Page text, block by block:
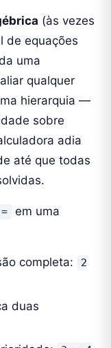
(às vezes
de equações
uma
qualquer
hierarquia —
sobre
adia
até que todas
em uma
completa:
2
duas